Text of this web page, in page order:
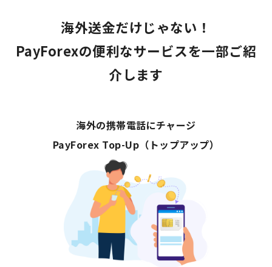
海外送金だけじゃない！
PayForexの便利なサービスを一部ご紹
介します
海外の携帯電話にチャージ
PayForex Top-Up（トップアップ）